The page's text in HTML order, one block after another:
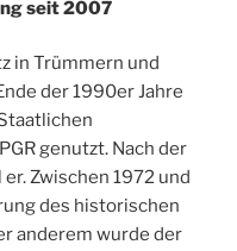
seit 2007
in Trümmern und
der 1990er Jahre
genutzt. Nach der
Zwischen 1972 und
des historischen
anderem wurde der